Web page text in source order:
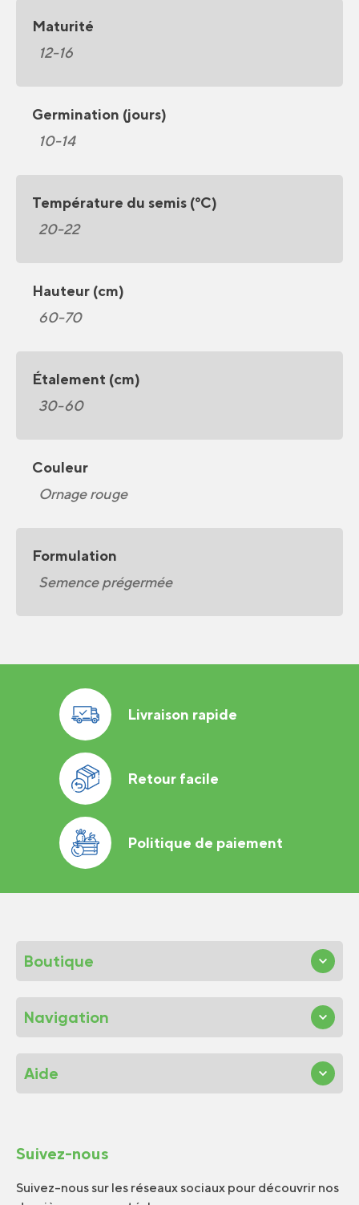
Maturité
12-16
Germination (jours)
10-14
Température du semis (°C)
20-22
Hauteur (cm)
60-70
Étalement (cm)
30-60
Couleur
Ornage rouge
Formulation
Semence prégermée
Livraison rapide
Retour facile
Politique de paiement
Boutique
Navigation
Aide
Suivez-nous
Suivez-nous sur les réseaux sociaux pour découvrir nos